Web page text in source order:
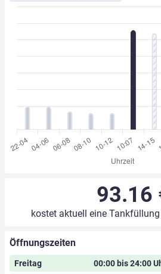
93.16
kostet aktuell eine
Öffnungszeiten
Freitag
00:00 bis 24:00